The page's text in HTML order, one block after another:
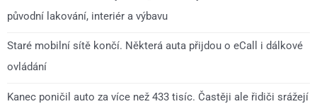
původní lakování, interiér a výbavu
Staré mobilní sítě končí. Některá auta přijdou o eCall i dálkové
ovládání
Kanec poničil auto za více než 433 tisíc. Častěji ale řidiči srážejí